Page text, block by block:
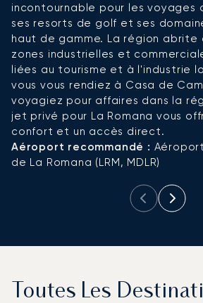
incontournable pour les voyages
ses resorts de golf et ses
haut de gamme. La région abrite
zones industrielles et
liées au tourisme et à l'industrie
vous vous rendiez à Casa de
voyagiez pour affaires dans la
jet privé pour La Romana vous
confort et un accès direct.
Aéroport recommandé :
de La Romana (LRM, MDLR)
Toutes Les